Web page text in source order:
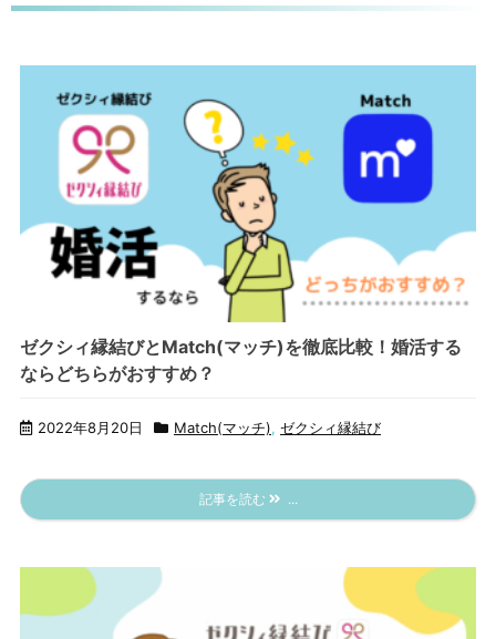
ゼクシィ縁結びとMatch(マッチ)を徹底比較！婚活する
ならどちらがおすすめ？
2022年8月20日 Match(マッチ)​, ゼクシィ縁結び
記事を読む ...